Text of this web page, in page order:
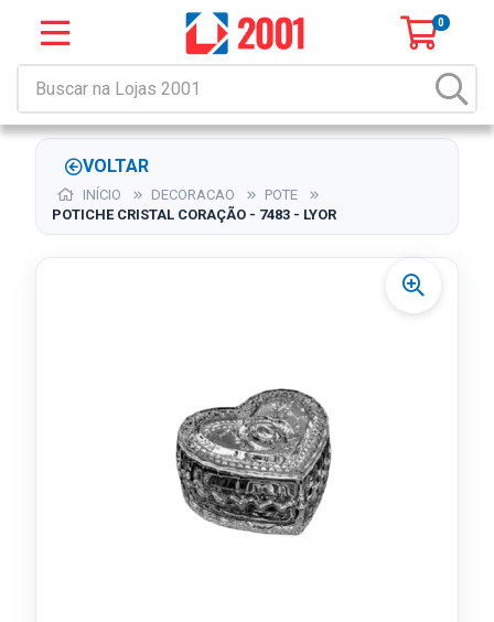
0
VOLTAR
INÍCIO DECORACAO
POTE
POTICHE CRISTAL CORAÇÃO - 7483 - LYOR